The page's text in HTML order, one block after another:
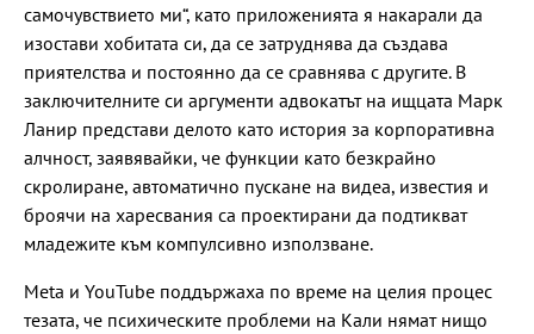
самочувствието ми“, като приложенията я накарали да
изостави хобитата си, да се затруднява да създава
приятелства и постоянно да се сравнява с другите. В
заключителните си аргументи адвокатът на ищцата Марк
Ланир представи делото като история за корпоративна
алчност, заявявайки, че функции като безкрайно
скролиране, автоматично пускане на видеа, известия и
броячи на харесвания са проектирани да подтикват
младежите към компулсивно използване.
Meta и YouTube поддържаха по време на целия процес
тезата, че психическите проблеми на Кали нямат нищо